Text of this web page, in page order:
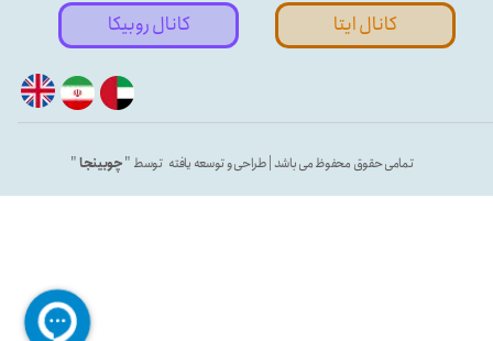
تمامی حقوق محفوظ می باشد | طراحی و توسعه یافته توسط "چوبینجا"
کانال ایتا کانال روبیکا